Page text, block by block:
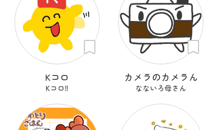
Kコロ
Kコロ‼︎
カメラのカメラん
なないろ母さん